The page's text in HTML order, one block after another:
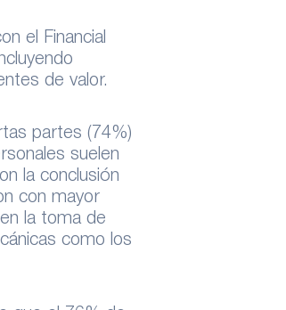
el Financial
de valor.
partes (74%)
suelen
la conclusión
con mayor
la toma de
como los